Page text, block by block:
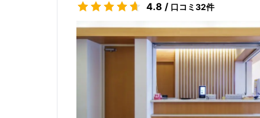
4.8 / 口コミ 32件